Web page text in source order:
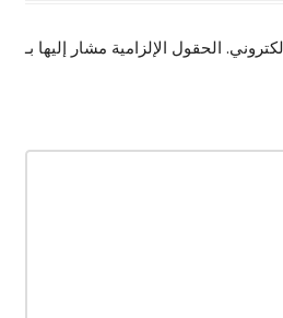
الحقول الإلزامية مشار إليها بـ